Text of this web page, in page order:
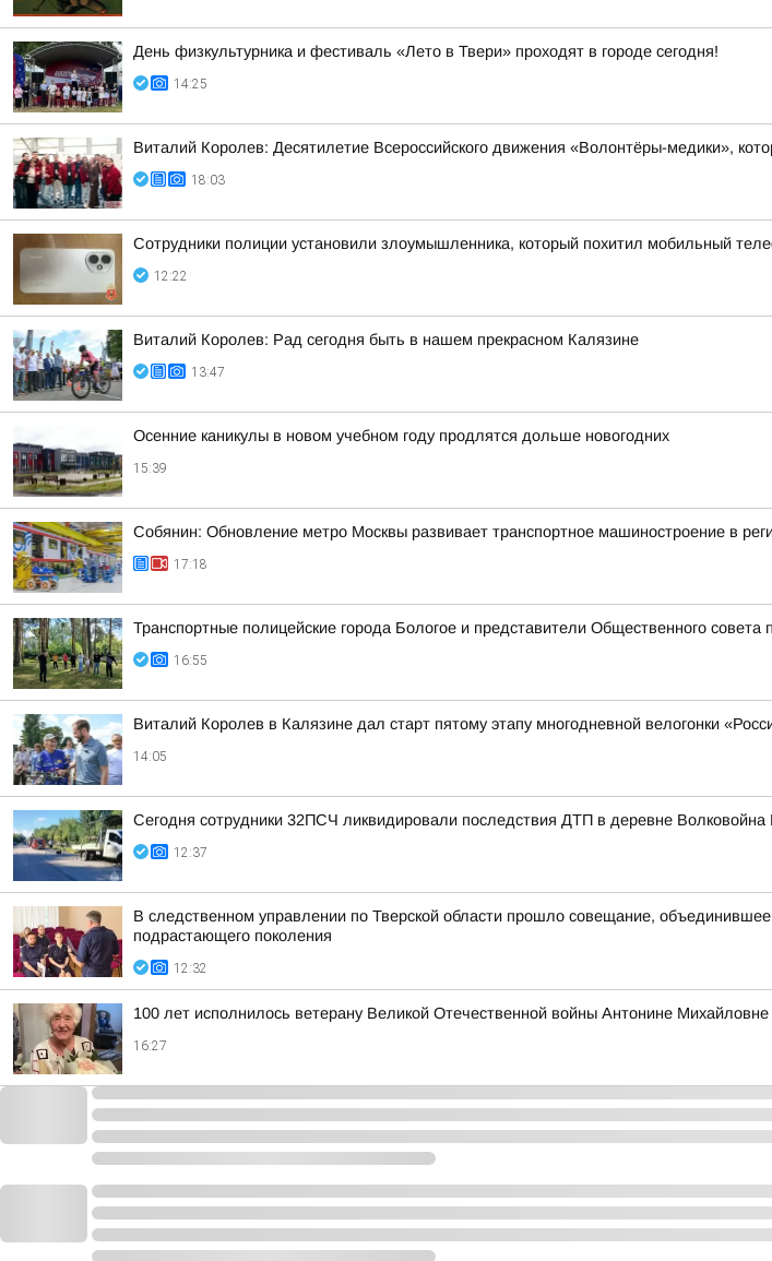
День физкультурника и фестиваль «Лето в Твери» проходят в городе сегодня!
14:25
Виталий Королев: Десятилетие Всероссийского движения «Волонтёры-медики»,
18:03
Сотрудники полиции установили злоумышленника, который похитил мобильный
12:22
Виталий Королев: Рад сегодня быть в нашем прекрасном Калязине
13:47
Осенние каникулы в новом учебном году продлятся дольше новогодних
15:39
Собянин: Обновление метро Москвы развивает транспортное машиностроение в
17:18
Транспортные полицейские города Бологое и представители Общественного
16:55
Виталий Королев в Калязине дал старт пятому этапу многодневной велогонки
14:05
Сегодня сотрудники 32ПСЧ ликвидировали последствия ДТП в деревне Волковойна
12:37
В следственном управлении по Тверской области прошло совещание,
подрастающего поколения
12:32
100 лет исполнилось ветерану Великой Отечественной войны Антонине
16:27